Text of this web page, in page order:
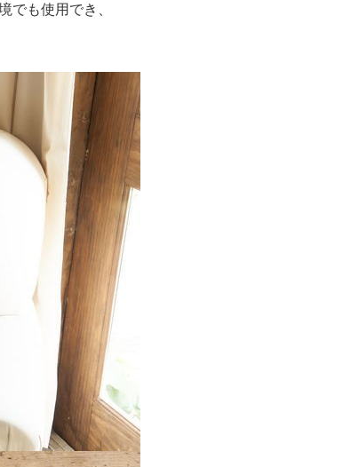
でも使用でき、